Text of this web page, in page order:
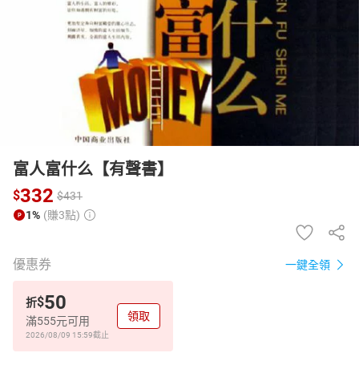
日本購物 電子/紙本書
HOT
富人富什么【有聲書】
$332 $431
1% (賺3點)
優惠券 一鍵全領
折$50
滿555元可用
2026/08/09 15:59截止
領取